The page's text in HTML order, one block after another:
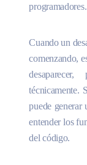
programadores.
Cuando un
comenzando,
técnicamente.
puede generar
entender los
del código.